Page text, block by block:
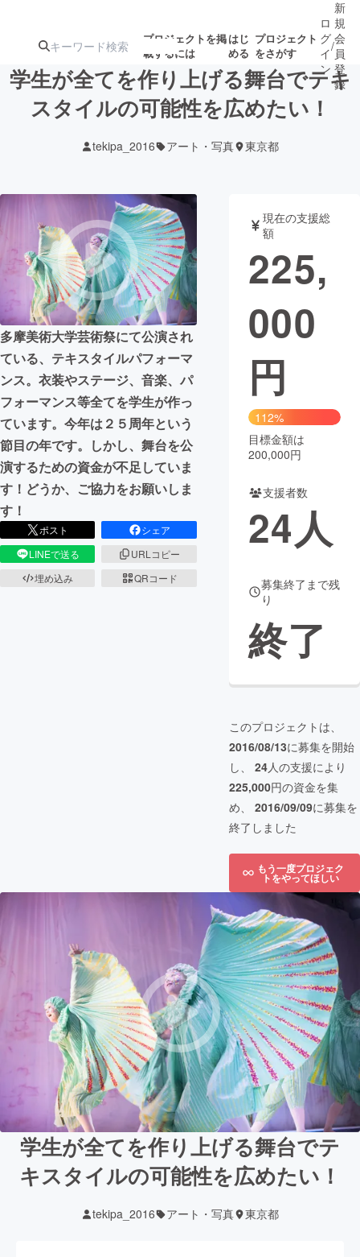
プロジェクトを掲
載するには
はじ
める
プロジェクト
をさがす
ターン
ジェクト
募集終了が近いプ
ロジェクト
アート・写真 音楽
テクノロジー・ガジェット ゲーム・サ
映像・映画
ビジネス・起業
まちづくり・地域活性化
CAMPFIRE for Social Good
CAMPFIRE Creation
CAMPFIREふるさと納税machi-ya コミュニティ
ロ
グ
イ
ン
/
新
規
会
員
登
録
学生が全てを作り上げる舞台でテキ
スタイルの可能性を広めたい！
tekipa_2016 アート・写真 東京都
多摩美術大学芸術祭にて公演され
ている、テキスタイルパフォーマ
ンス。衣装やステージ、音楽、パ
フォーマンス等全てを学生が作っ
ています。今年は２５周年という
節目の年です。しかし、舞台を公
演するための資金が不足していま
す！どうか、ご協力をお願いしま
す！
ポスト
シェア
LINEで送る
URLコピー
埋め込み
QRコード
現在の支援総
額
225,
000
円
112%
目標金額は
200,000円
支援者数
24人
募集終了まで残
り
終了
このプロジェクトは、
2016/08/13に募集を開始
し、 24人の支援により
225,000円の資金を集
め、 2016/09/09に募集を
終了しました
もう一度プロジェク
トをやってほしい
学生が全てを作り上げる舞台でテ
キスタイルの可能性を広めたい！
tekipa_2016 アート・写真 東京都